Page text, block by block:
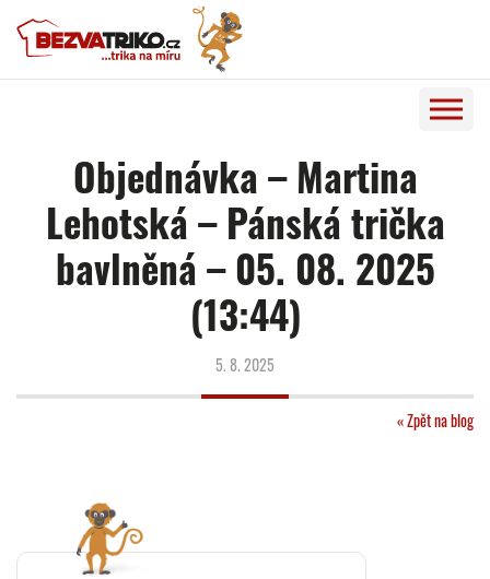
Objednávka – Martina
Lehotská – Pánská trička
bavlněná – 05. 08. 2025
(13:44)
5. 8. 2025
« Zpět na blog